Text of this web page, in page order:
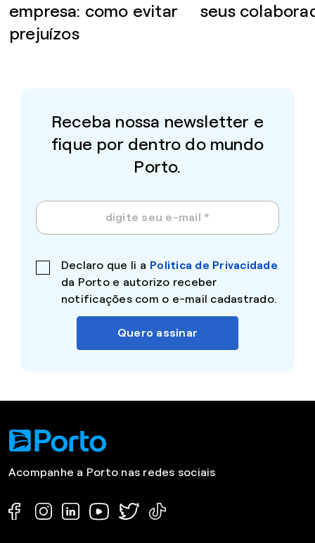
empresa: como evitar
prejuízos
seus
Receba nossa newsletter e
fique por dentro do mundo
Porto.
Declaro que li a Politica de Privacidade
da Porto e autorizo receber
notificações com o e-mail cadastrado.
Quero assinar
Acompanhe a Porto nas redes sociais